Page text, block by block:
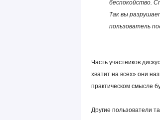
беспокойство.
Так вы
пользователь
Часть участников
хватит на всех» они
практическом смысле
Другие пользователи